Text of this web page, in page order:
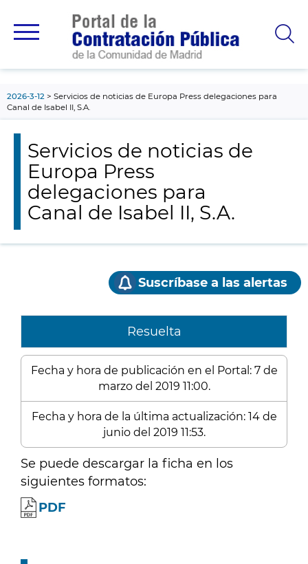
principal
2026-3-12
Servicios de noticias de Europa Press delegaciones para
Canal de Isabel II, S.A.
Servicios de noticias de
Europa Press
delegaciones para
Canal de Isabel II, S.A.
Suscríbase a las alertas
Resuelta
Fecha y hora de publicación en el Portal: 7 de
marzo del 2019 11:00.
Fecha y hora de la última actualización: 14 de
junio del 2019 11:53.
Se puede descargar la ficha en los
siguientes formatos:
PDF